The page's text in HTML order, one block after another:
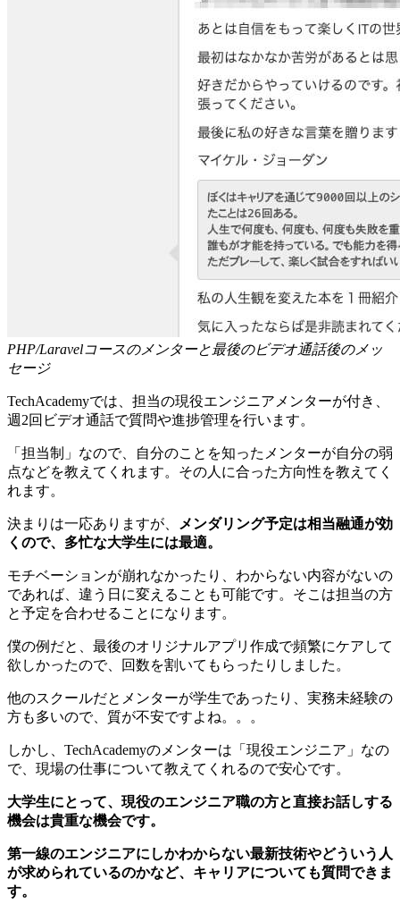
PHP/Laravelコースのメンターと最後のビデオ通話後のメッ
セージ
TechAcademyでは、担当の現役エンジニアメンターが付き、
週2回ビデオ通話で質問や進捗管理を行います。
「担当制」なので、自分のことを知ったメンターが自分の弱
点などを教えてくれます。その人に合った方向性を教えてく
れます。
決まりは一応ありますが、
メンダリング予定は相当融通が効
くので、多忙な大学生には最適。
モチベーションが崩れなかったり、わからない内容がないの
であれば、違う日に変えることも可能です。そこは担当の方
と予定を合わせることになります。
僕の例だと、最後のオリジナルアプリ作成で頻繁にケアして
欲しかったので、回数を割いてもらったりしました。
他のスクールだとメンターが学生であったり、実務未経験の
方も多いので、質が不安ですよね。。。
しかし、TechAcademyのメンターは「現役エンジニア」なの
で、現場の仕事について教えてくれるので安心です。
大学生にとって、現役のエンジニア職の方と直接お話しする
機会は貴重な機会です。
第一線のエンジニアにしかわからない最新技術やどういう人
が求められているのかなど、キャリアについても質問できま
す。